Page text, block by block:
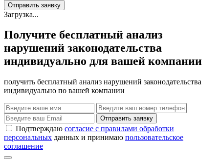
Отправить заявку
Загрузка...
Получите бесплатный анализ
нарушений законодательства
индивидуально для вашей компании
получить бесплатный анализ нарушений законодательства
индивидуально по вашей компании
Отправить заявку
Подтверждаю согласие с правилами обработки
персональных данных и принимаю пользовательское
соглашение